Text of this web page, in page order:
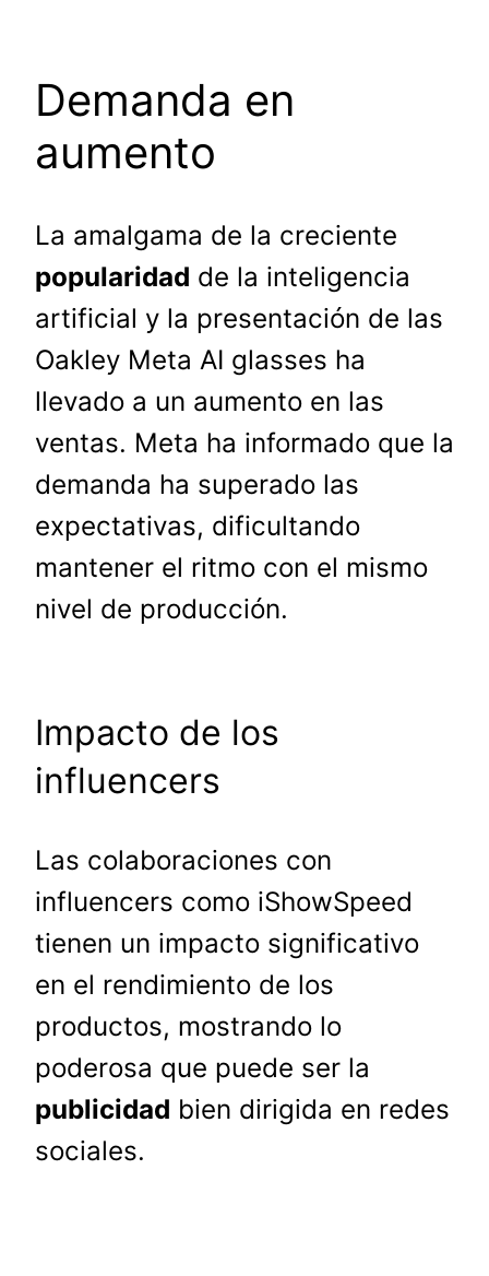
Demanda en
aumento
La amalgama de la creciente
popularidad de la inteligencia
artificial y la presentación de las
Oakley Meta AI glasses ha
llevado a un aumento en las
ventas. Meta ha informado que la
demanda ha superado las
expectativas, dificultando
mantener el ritmo con el mismo
nivel de producción.
Impacto de los
influencers
Las colaboraciones con
influencers como iShowSpeed
tienen un impacto significativo
en el rendimiento de los
productos, mostrando lo
poderosa que puede ser la
publicidad bien dirigida en redes
sociales.